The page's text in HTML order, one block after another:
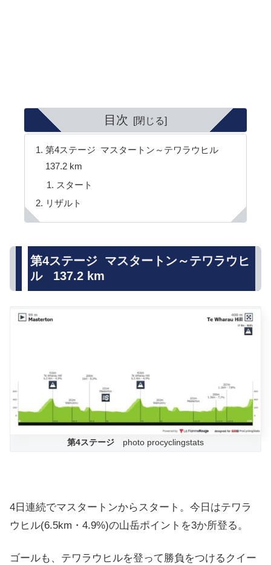
目次
第4ステージ マスタートン～テワラウヒル
137.2 km
スタート
リザルト
第4ステージ マスタートン～テワラウヒ
ル 137.2 km
第4ステージ photo procyclingstats
4日連続でマスタートンからスタート。今日はテワラ
ウヒル(6.5km・4.9%)の山岳ポイントを3か所登る。
ゴールも、テワラウヒルを登って勝負をつけるクイー